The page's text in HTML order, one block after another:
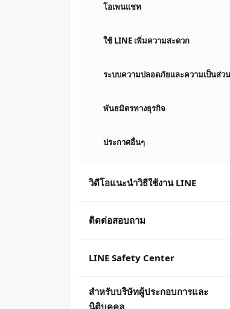
โอเพนแชท
ใช้ LINE เพิ่มความสะดวก
ระบบความปลอดภัยและความเป็นส่ว
พันธมิตรทางธุรกิจ
ประกาศอื่นๆ
วิดีโอแนะนำวิธีใช้งาน LINE
ติดต่อสอบถาม
LINE Safety Center
สำหรับบริษัทผู้ประกอบการและ
นิติบุคคล